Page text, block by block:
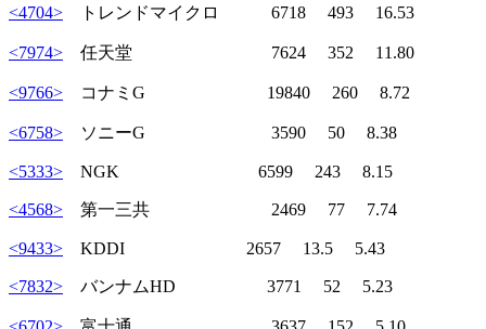
<4704> トレンドマイクロ 6718 493 16.53
<7974> 任天堂 7624 352 11.80
<9766> コナミG 19840 260 8.72
<6758> ソニーG 3590 50 8.38
<5333> NGK 6599 243 8.15
<4568> 第一三共 2469 77 7.74
<9433> KDDI 2657 13.5 5.43
<7832> バンナムHD 3771 52 5.23